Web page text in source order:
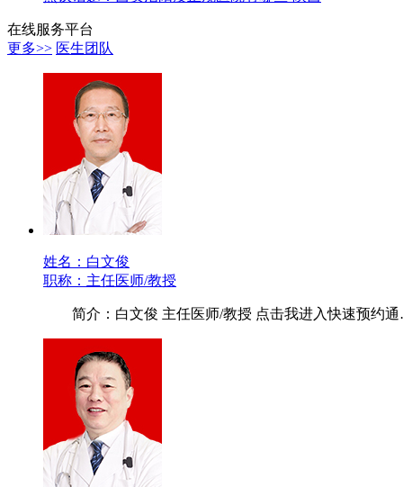
在线服务平台
更多>> 医生团队
姓名：白文俊
职称：主任医师/教授
简介：白文俊 主任医师/教授 点击我进入快速预约